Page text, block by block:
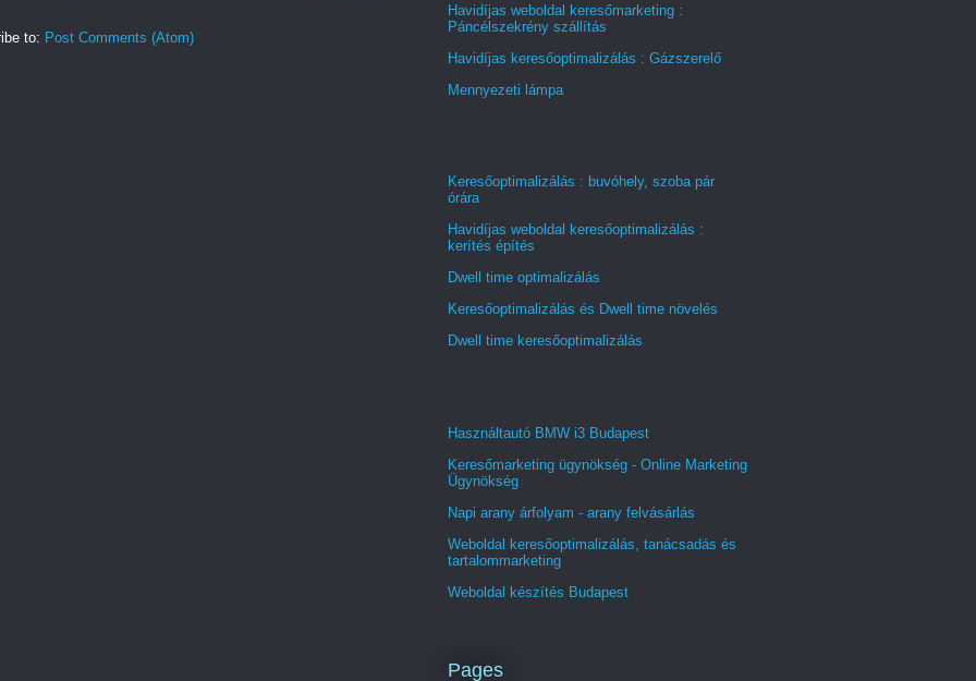
to: Post Comments (Atom)
Havidíjas weboldal keresőmarketing :
Páncélszekrény szállítás
Havidíjas keresőoptimalizálás : Gázszerelő
Mennyezeti lámpa
Keresőoptimalizálás : buvóhely, szoba pár
órára
Havidíjas weboldal keresőoptimalizálás :
kerítés építés
Dwell time optimalizálás
Keresőoptimalizálás és Dwell time növelés
Dwell time keresőoptimalizálás
Használtautó BMW i3 Budapest
Keresőmarketing ügynökség - Online Marketing
Ügynökség
Napi arany árfolyam - arany felvásárlás
Weboldal keresőoptimalizálás, tanácsadás és
tartalommarketing
Weboldal készítés Budapest
Pages